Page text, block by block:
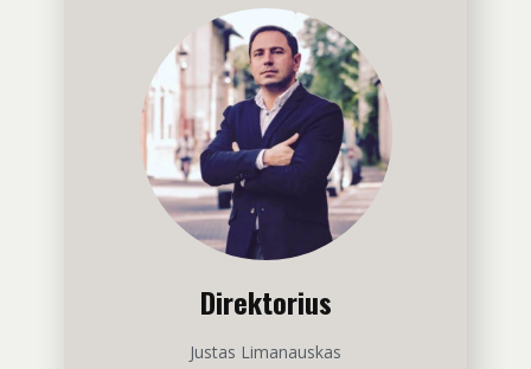
Direktorius
Justas Limanauskas